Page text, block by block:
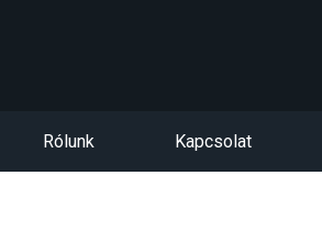
Rólunk Kapcsolat